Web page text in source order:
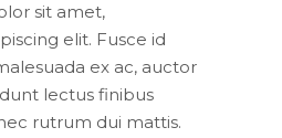
sit amet,
elit. Fusce id
ex ac, auctor
lectus finibus
rutrum dui mattis.